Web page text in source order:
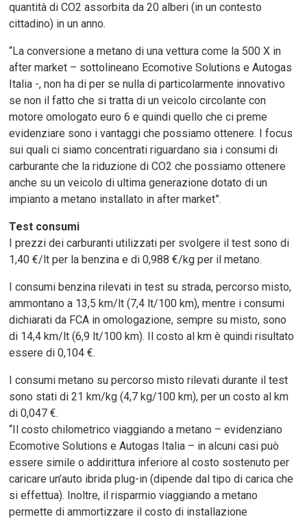
quantità di CO2 assorbita da 20 alberi (in un contesto
cittadino) in un anno.
“La conversione a metano di una vettura come la 500 X in
after market – sottolineano Ecomotive Solutions e Autogas
Italia -, non ha di per se nulla di particolarmente innovativo
se non il fatto che si tratta di un veicolo circolante con
motore omologato euro 6 e quindi quello che ci preme
evidenziare sono i vantaggi che possiamo ottenere. I focus
sui quali ci siamo concentrati riguardano sia i consumi di
carburante che la riduzione di CO2 che possiamo ottenere
anche su un veicolo di ultima generazione dotato di un
impianto a metano installato in after market”.
Test consumi
I prezzi dei carburanti utilizzati per svolgere il test sono di
1,40 €/lt per la benzina e di 0,988 €/kg per il metano.
I consumi benzina rilevati in test su strada, percorso misto,
ammontano a 13,5 km/lt (7,4 lt/100 km), mentre i consumi
dichiarati da FCA in omologazione, sempre su misto, sono
di 14,4 km/lt (6,9 lt/100 km). Il costo al km è quindi risultato
essere di 0,104 €.
I consumi metano su percorso misto rilevati durante il test
sono stati di 21 km/kg (4,7 kg/100 km), per un costo al km
di 0,047 €.
“Il costo chilometrico viaggiando a metano – evidenziano
Ecomotive Solutions e Autogas Italia – in alcuni casi può
essere simile o addirittura inferiore al costo sostenuto per
caricare un’auto ibrida plug-in (dipende dal tipo di carica che
si effettua). Inoltre, il risparmio viaggiando a metano
permette di ammortizzare il costo di installazione